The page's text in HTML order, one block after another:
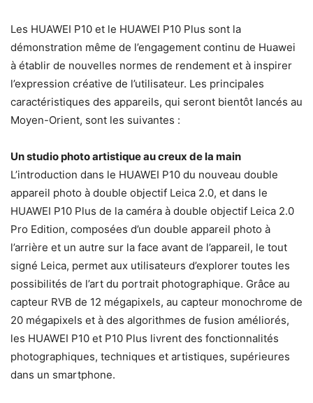
Les HUAWEI P10 et le HUAWEI P10 Plus sont la
démonstration même de l’engagement continu de Huawei
à établir de nouvelles normes de rendement et à inspirer
l’expression créative de l’utilisateur. Les principales
caractéristiques des appareils, qui seront bientôt lancés au
Moyen-Orient, sont les suivantes :
Un studio photo artistique au creux de la main
L’introduction dans le HUAWEI P10 du nouveau double
appareil photo à double objectif Leica 2.0, et dans le
HUAWEI P10 Plus de la caméra à double objectif Leica 2.0
Pro Edition, composées d’un double appareil photo à
l’arrière et un autre sur la face avant de l’appareil, le tout
signé Leica, permet aux utilisateurs d’explorer toutes les
possibilités de l’art du portrait photographique. Grâce au
capteur RVB de 12 mégapixels, au capteur monochrome de
20 mégapixels et à des algorithmes de fusion améliorés,
les HUAWEI P10 et P10 Plus livrent des fonctionnalités
photographiques, techniques et artistiques, supérieures
dans un smartphone.